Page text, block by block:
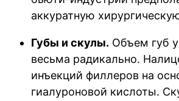
аккуратную
Губы и скулы. Объем губ
весьма радикально.
инъекций филлеров на
гиалуроновой кислоты.